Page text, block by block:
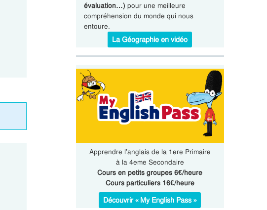
évaluation…) pour une meilleure
compréhension du monde qui nous
entoure.
La Géographie en vidéo
Apprendre l’anglais de la 1ere Primaire
à la 4eme Secondaire
Cours en petits groupes 6€/heure
Cours particuliers 16€/heure
Découvrir « My English Pass »